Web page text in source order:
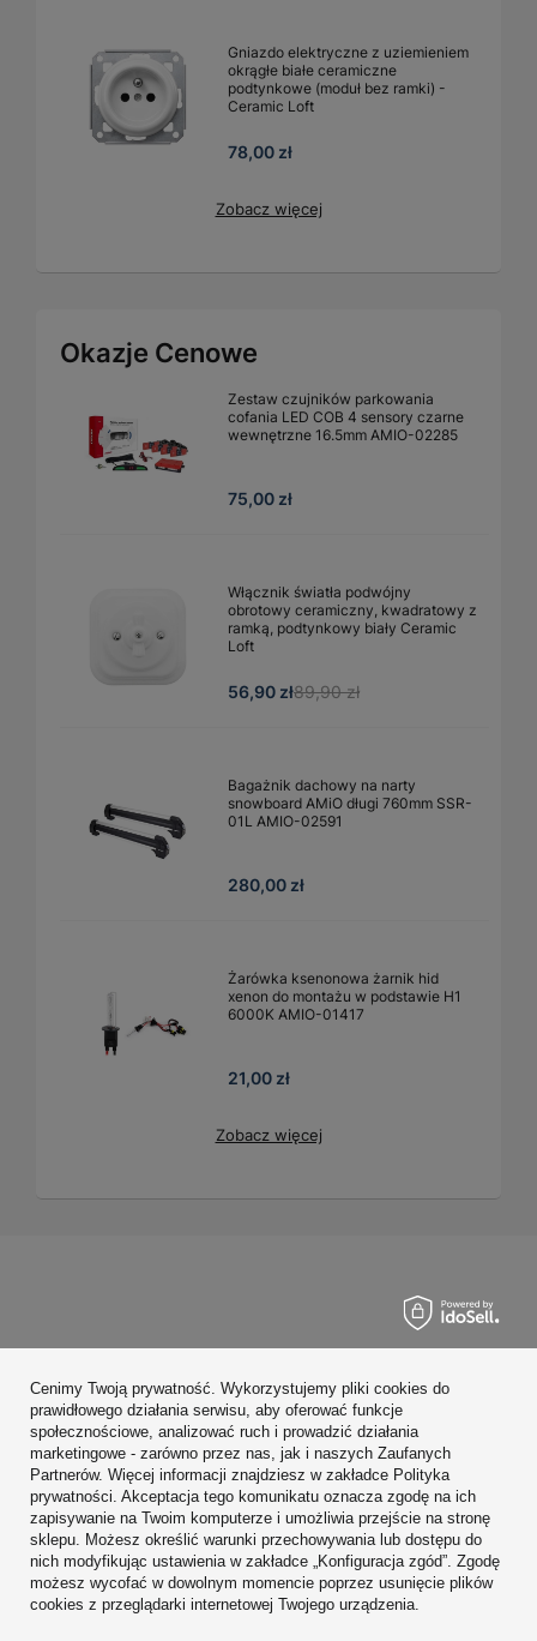
Gniazdo elektryczne z uziemieniem
okrągłe białe ceramiczne
podtynkowe (moduł bez ramki) -
Ceramic Loft
78,00 zł
Zobacz więcej
Okazje Cenowe
Zestaw czujników parkowania
cofania LED COB 4 sensory czarne
wewnętrzne 16.5mm AMIO-02285
75,00 zł
Włącznik światła podwójny
obrotowy ceramiczny, kwadratowy z
ramką, podtynkowy biały Ceramic
Loft
56,90 zł89,90 zł
Bagażnik dachowy na narty
snowboard AMiO długi 760mm SSR-
01L AMIO-02591
280,00 zł
Żarówka ksenonowa żarnik hid
xenon do montażu w podstawie H1
6000K AMIO-01417
21,00 zł
Zobacz więcej
Konto
Regulaminy
Zobacz również
W sklepie prezentujemy ceny brutto (z VAT).
Cenimy Twoją prywatność. Wykorzystujemy pliki cookies do
prawidłowego działania serwisu, aby oferować funkcje
społecznościowe, analizować ruch i prowadzić działania
marketingowe - zarówno przez nas, jak i naszych Zaufanych
Partnerów. Więcej informacji znajdziesz w zakładce Polityka
prywatności. Akceptacja tego komunikatu oznacza zgodę na ich
zapisywanie na Twoim komputerze i umożliwia przejście na stronę
sklepu. Możesz określić warunki przechowywania lub dostępu do
nich modyfikując ustawienia w zakładce „Konfiguracja zgód”. Zgodę
możesz wycofać w dowolnym momencie poprzez usunięcie plików
cookies z przeglądarki internetowej Twojego urządzenia.